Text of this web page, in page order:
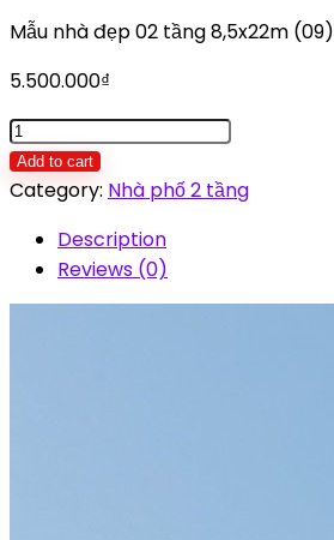
Mẫu nhà đẹp 02 tầng 8,5x22m (09)
5.500.000₫
Mẫu
nhà đẹp 02
tầng
(09)
quantity
Add to cart
Category: Nhà phố 2 tầng
Description
Reviews (0)